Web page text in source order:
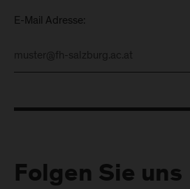
E-Mail Adresse:
Folgen Sie uns